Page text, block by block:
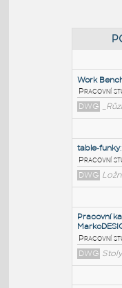
Work
DWG
table-